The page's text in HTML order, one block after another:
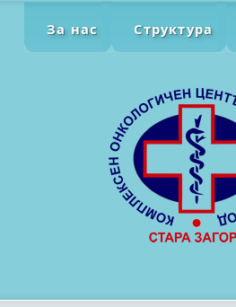
За нас Структура